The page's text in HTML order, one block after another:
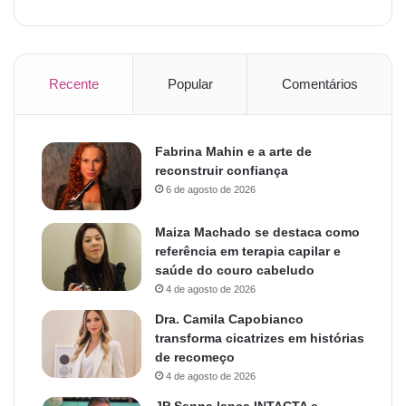
Recente Popular Comentários
Fabrina Mahin e a arte de
reconstruir confiança
6 de agosto de 2026
Maiza Machado se destaca como
referência em terapia capilar e
saúde do couro cabeludo
4 de agosto de 2026
Dra. Camila Capobianco
transforma cicatrizes em histórias
de recomeço
4 de agosto de 2026